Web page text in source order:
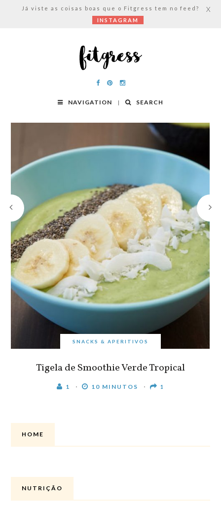
NAVIGATION SEARCH
SNACKS & APERITIVOS
Tigela de Smoothie Verde Tropical
1 10 MINUTOS 1
HOME
NUTRIÇÃO
Já viste as coisas boas que o Fitgress tem no feed?
INSTAGRAM
X